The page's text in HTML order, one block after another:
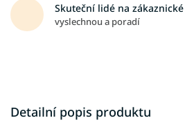
Skuteční lidé na
vyslechnou a poradí
Detailní popis produktu